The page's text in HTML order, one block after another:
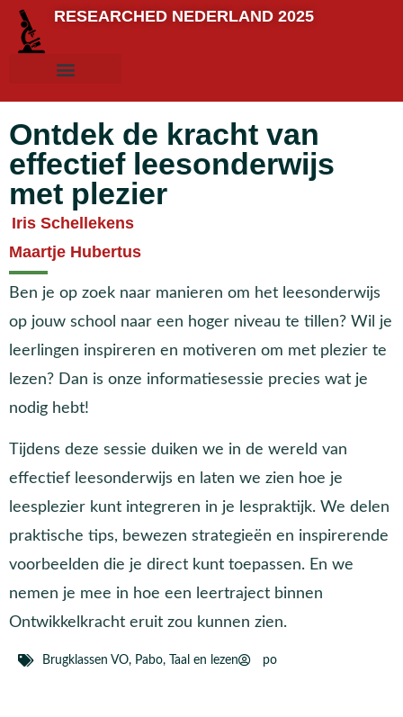
RESEARCHED NEDERLAND 2025
Ontdek de kracht van
effectief leesonderwijs
met plezier
Iris Schellekens
Maartje Hubertus
Ben je op zoek naar manieren om het leesonderwijs
op jouw school naar een hoger niveau te tillen? Wil je
leerlingen inspireren en motiveren om met plezier te
lezen? Dan is onze informatiesessie precies wat je
nodig hebt!
Tijdens deze sessie duiken we in de wereld van
effectief leesonderwijs en laten we zien hoe je
leesplezier kunt integreren in je lespraktijk. We delen
praktische tips, bewezen strategieën en inspirerende
voorbeelden die je direct kunt toepassen. En we
nemen je mee in hoe een leertraject binnen
Ontwikkelkracht eruit zou kunnen zien.
Brugklassen VO, Pabo, Taal en lezen po